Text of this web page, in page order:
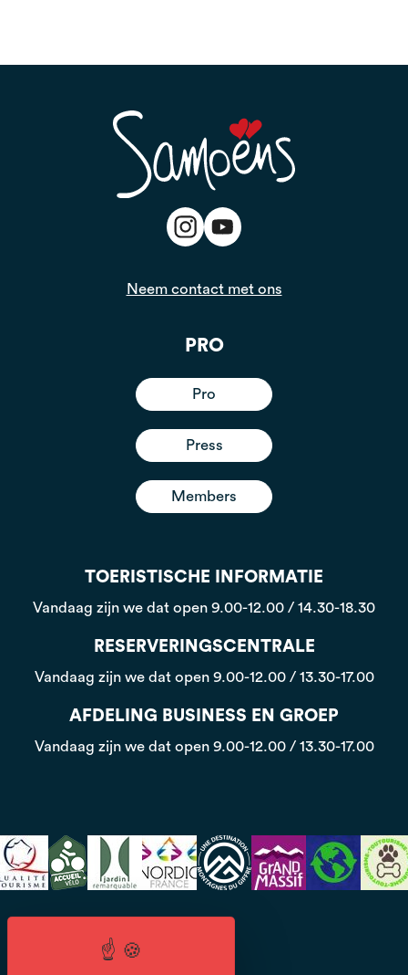
Neem contact met ons
PRO
Pro
Press
Members
TOERISTISCHE INFORMATIE
Vandaag zijn we dat open 9.00-12.00 / 14.30-18.30
RESERVERINGSCENTRALE
Vandaag zijn we dat open 9.00-12.00 / 13.30-17.00
AFDELING BUSINESS EN GROEP
Vandaag zijn we dat open 9.00-12.00 / 13.30-17.00